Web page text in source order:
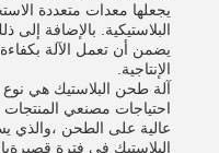
يجعلها معدات متعددة
البلاستيكية. بالإضافة
يضمن أن تعمل الآلة
الإنتاجية.
آلة طحن البلاستيك هي
احتياجات مصنعي المنتجات
عالية على الطحن ،والذي
البلاستيك في فترة